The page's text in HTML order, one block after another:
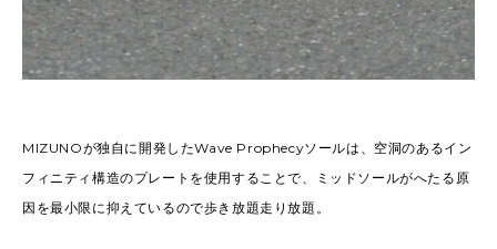
MIZUNOが独自に開発したWave Prophecyソールは、空洞のあるイン
フィニティ構造のプレートを使用することで、ミッドソールがへたる原
因を最小限に抑えているので歩き放題走り放題。